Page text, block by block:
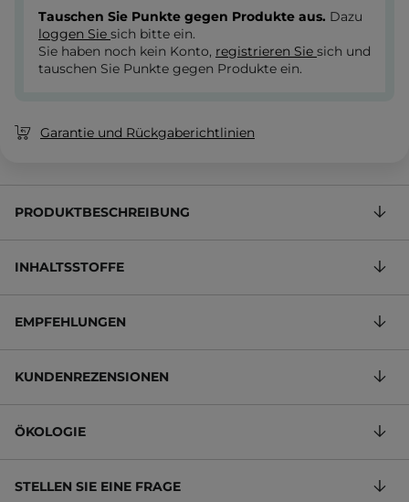
Tauschen Sie Punkte gegen Produkte aus. Dazu
loggen Sie sich bitte ein.
Sie haben noch kein Konto, registrieren Sie sich und
tauschen Sie Punkte gegen Produkte ein.
Garantie und Rückgaberichtlinien
PRODUKTBESCHREIBUNG
INHALTSSTOFFE
EMPFEHLUNGEN
KUNDENREZENSIONEN
ÖKOLOGIE
STELLEN SIE EINE FRAGE